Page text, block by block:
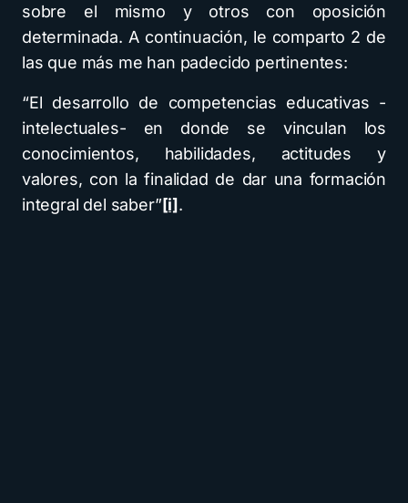
sobre el mismo y otros con oposición
determinada. A continuación, le comparto 2 de
las que más me han padecido pertinentes:
“El desarrollo de competencias educativas -
intelectuales- en donde se vinculan los
conocimientos, habilidades, actitudes y
valores, con la finalidad de dar una formación
integral del saber”[i].